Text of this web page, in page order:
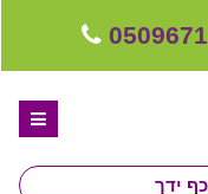
ידך